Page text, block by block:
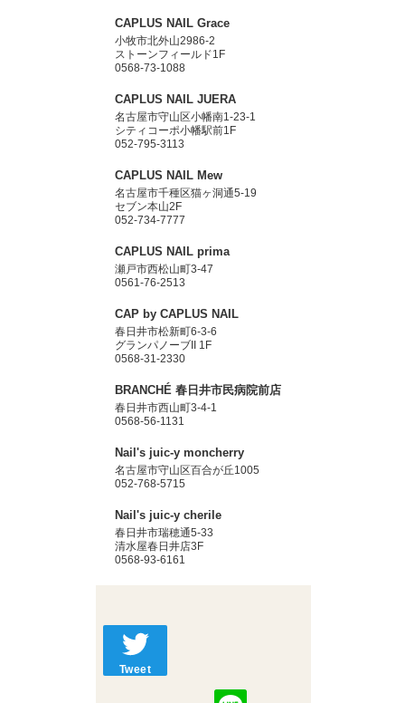
CAPLUS NAIL Grace
小牧市北外山2986-2
ストーンフィールド1F
0568-73-1088
CAPLUS NAIL JUERA
名古屋市守山区小幡南1-23-1
シティコーポ小幡駅前1F
052-795-3113
CAPLUS NAIL Mew
名古屋市千種区猫ヶ洞通5-19
セブン本山2F
052-734-7777
CAPLUS NAIL prima
瀬戸市西松山町3-47
0561-76-2513
CAP by CAPLUS NAIL
春日井市松新町6-3-6
グランパノーブII 1F
0568-31-2330
BRANCHÉ 春日井市民病院前店
春日井市西山町3-4-1
0568-56-1131
Nail's juic-y moncherry
名古屋市守山区百合が丘1005
052-768-5715
Nail's juic-y cherile
春日井市瑞穂通5-33
清水屋春日井店3F
0568-93-6161
Tweet